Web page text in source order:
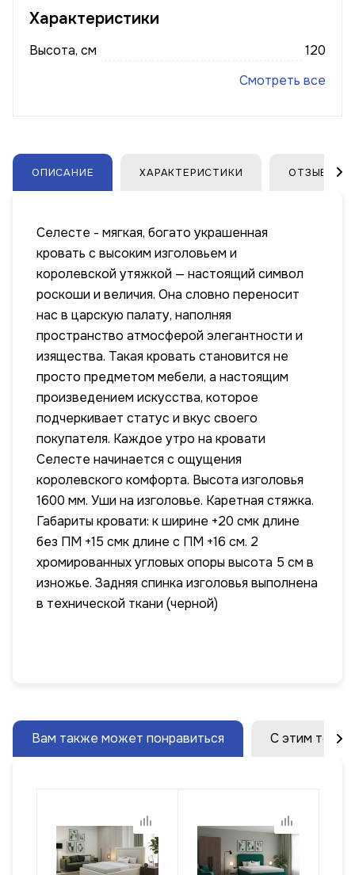
Характеристики
Высота, см
120
Смотреть все
ОПИСАНИЕ ХАРАКТЕРИСТИКИ ОТЗЫВЫ
Селесте - мягкая, богато украшенная
кровать с высоким изголовьем и
королевской утяжкой — настоящий символ
роскоши и величия. Она словно переносит
нас в царскую палату, наполняя
пространство атмосферой элегантности и
изящества. Такая кровать становится не
просто предметом мебели, а настоящим
произведением искусства, которое
подчеркивает статус и вкус своего
покупателя. Каждое утро на кровати
Селесте начинается с ощущения
королевского комфорта. Высота изголовья
1600 мм. Уши на изголовье. Каретная стяжка.
Габариты кровати: к ширине +20 смк длине
без ПМ +15 смк длине с ПМ +16 см. 2
хромированных угловых опоры высота 5 см в
изножье. Задняя спинка изголовья выполнена
в технической ткани (черной)
Вам также может понравиться С этим